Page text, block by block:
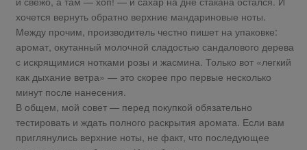
хочется вернуть обратно верхние мандариновые ноты.
Между прочим, производитель честно пишет на упаковке:
аромат, окутанный молочной сладостью сандалового дерева
с искрящимися нотками розы и жасмина. Только вот «легкий
как дыхание ветра» — это скорее про первые несколько
минут после нанесения.
В общем, мой совет — перед покупкой обязательно
тестировать и ждать полного раскрытия аромата. Если вам
приглянулись верхние ноты, не факт, что последующее